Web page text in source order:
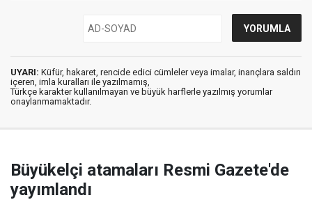
UYARI: Küfür, hakaret, rencide edici cümleler veya imalar, inançlara saldırı
içeren, imla kuralları ile yazılmamış,
Türkçe karakter kullanılmayan ve büyük harflerle yazılmış yorumlar
onaylanmamaktadır.
Büyükelçi atamaları Resmi Gazete'de
yayımlandı